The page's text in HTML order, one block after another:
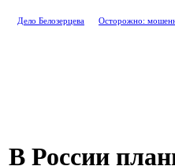
Дело Белозерцева Осторожно:
В России